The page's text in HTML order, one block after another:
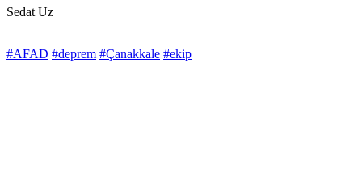
Sedat Uz
#AFAD #deprem #Çanakkale #ekip